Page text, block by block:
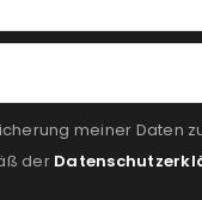
meiner Daten
der